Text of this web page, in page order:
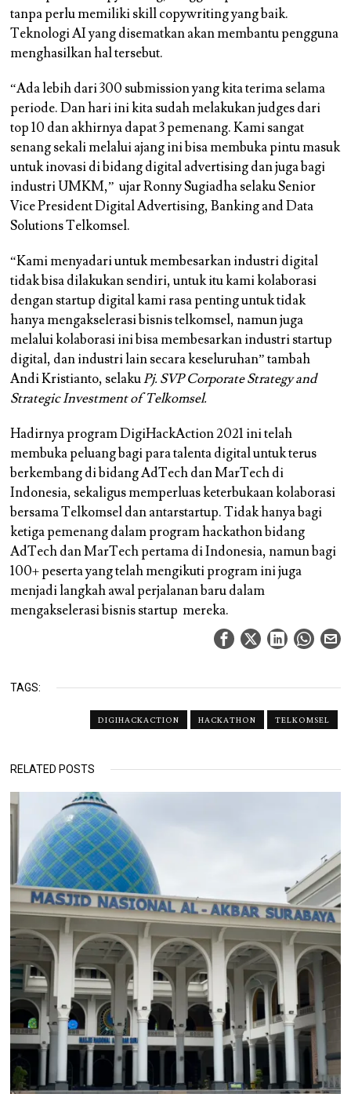
tanpa perlu memiliki skill copywriting yang baik.
Teknologi AI yang disematkan akan membantu pengguna
menghasilkan hal tersebut.
“Ada lebih dari 300 submission yang kita terima selama
periode. Dan hari ini kita sudah melakukan judges dari
top 10 dan akhirnya dapat 3 pemenang. Kami sangat
senang sekali melalui ajang ini bisa membuka pintu masuk
untuk inovasi di bidang digital advertising dan juga bagi
industri UMKM,” ujar Ronny Sugiadha selaku Senior
Vice President Digital Advertising, Banking and Data
Solutions Telkomsel.
“Kami menyadari untuk membesarkan industri digital
tidak bisa dilakukan sendiri, untuk itu kami kolaborasi
dengan startup digital kami rasa penting untuk tidak
hanya mengakselerasi bisnis telkomsel, namun juga
melalui kolaborasi ini bisa membesarkan industri startup
digital, dan industri lain secara keseluruhan” tambah
Andi Kristianto, selakuPj. SVP Corporate Strategy and
Strategic Investment of Telkomsel.
Hadirnya program DigiHackAction 2021 ini telah
membuka peluang bagi para talenta digital untuk terus
berkembang di bidang AdTech dan MarTech di
Indonesia, sekaligus memperluas keterbukaan kolaborasi
bersama Telkomsel dan antarstartup. Tidak hanya bagi
ketiga pemenang dalam program hackathon bidang
AdTech dan MarTech pertama di Indonesia, namun bagi
100+ peserta yang telah mengikuti program ini juga
menjadi langkah awal perjalanan baru dalam
mengakselerasi bisnis startup mereka.
TAGS:
DIGIHACKACTION HACKATHON TELKOMSEL
RELATED POSTS